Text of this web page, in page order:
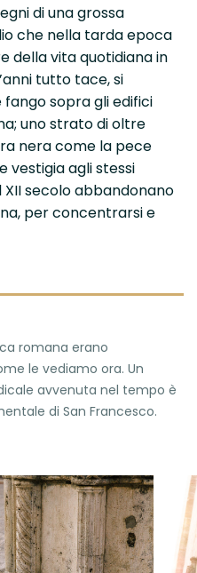
di una grossa
che nella tarda epoca
della vita quotidiana in
tutto tace, si
sopra gli edifici
uno strato di oltre
nera come la pece
vestigia agli stessi
secolo abbandonano
per concentrarsi e
romana erano
le vediamo ora. Un
avvenuta nel tempo è
di San Francesco.